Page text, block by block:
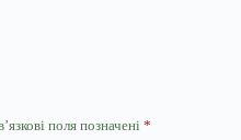
поля позначені *